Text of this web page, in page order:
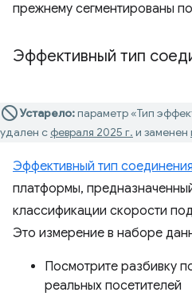
прежнему сегментированы
Эффективный тип
Устарело:параметр «Тип
удален с февраля 2025 г. и заменен
Эффективный тип соединения
платформы,
классификации скорости
Это измерение в наборе
Посмотрите разбивку
реальных посетителей